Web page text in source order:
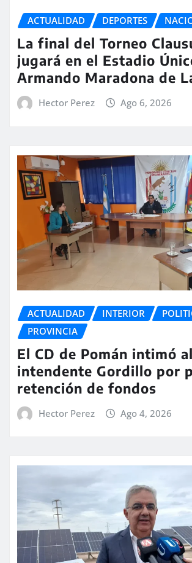
ACTUALIDAD DEPORTES
La final del Torneo
jugará en el Estadio
Armando Maradona de
Hector Perez Ago 6, 2026
ACTUALIDAD INTERIOR
PROVINCIA
El CD de Pomán intimó al
intendente Gordillo por
retención de fondos
Hector Perez Ago 4, 2026